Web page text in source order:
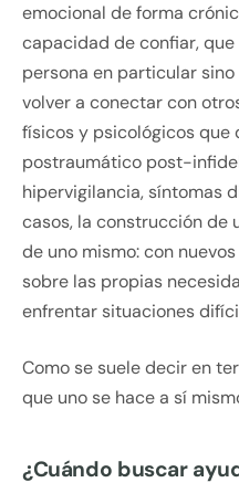
emocional de forma
capacidad de confiar,
persona en particular
volver a conectar con
físicos y psicológicos que
postraumático post-
hipervigilancia, síntomas
casos, la construcción de
de uno mismo: con
sobre las propias
enfrentar situaciones
Como se suele decir en
que uno se hace a sí
¿Cuándo buscar